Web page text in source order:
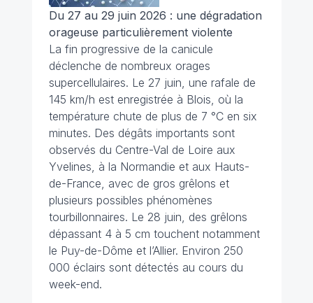
Du 27 au 29 juin 2026 : une dégradation
orageuse particulièrement violente
La fin progressive de la canicule
déclenche de nombreux orages
supercellulaires. Le 27 juin, une rafale de
145 km/h est enregistrée à Blois, où la
température chute de plus de 7 °C en six
minutes. Des dégâts importants sont
observés du Centre-Val de Loire aux
Yvelines, à la Normandie et aux Hauts-
de-France, avec de gros grêlons et
plusieurs possibles phénomènes
tourbillonnaires. Le 28 juin, des grêlons
dépassant 4 à 5 cm touchent notamment
le Puy-de-Dôme et l’Allier. Environ 250
000 éclairs sont détectés au cours du
week-end.